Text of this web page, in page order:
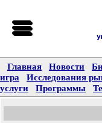
Главная Новости
игра
Исследования
услуги
Программы